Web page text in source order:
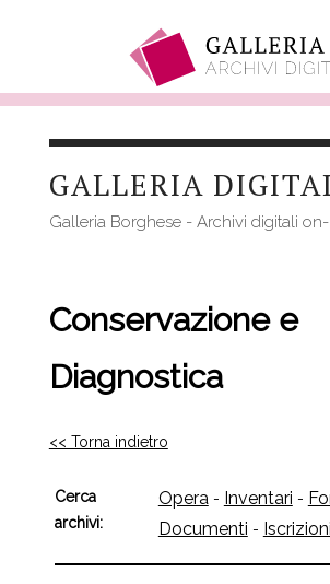
contenutoGALLERIA
Galleria Borghese - Archivi digitali
Conservazione e
Diagnostica
<< Torna indietro
Cerca
archivi:
Opera - Inventari -
Documenti - Iscrizioni